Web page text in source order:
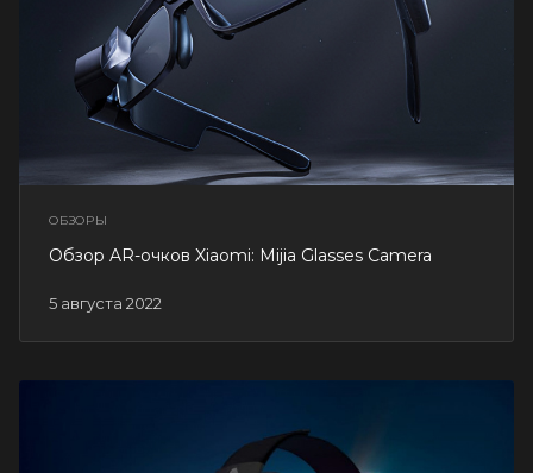
ОБЗОРЫ
5 августа 2022
Обзор AR-очков Xiaomi: Mijia Glasses Camera